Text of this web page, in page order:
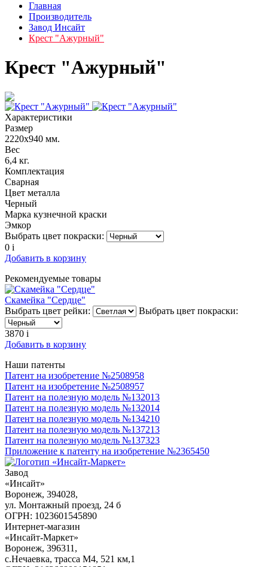
Главная
Производитель
Завод Инсайт
Крест "Ажурный"
Крест "Ажурный"
Характеристики
Размер
2220х940 мм.
Вес
6,4 кг.
Комплектация
Сварная
Цвет металла
Черный
Марка кузнечной краски
Эмкор
Выбрать цвет покраски:
0 i
Добавить в корзину
Рекомендуемые товары
Скамейка "Сердце"
Выбрать цвет рейки:
Выбрать цвет покраски:
3870 i
Добавить в корзину
Наши патенты
Патент на изобретение №2508958
Патент на изобретение №2508957
Патент на полезную модель №132013
Патент на полезную модель №132014
Патент на полезную модель №134210
Патент на полезную модель №137213
Патент на полезную модель №137323
Приложение к патенту на изобретение №2365450
Завод
«Инсайт»
Воронеж, 394028,
ул. Монтажный проезд, 24 б
ОГРН: 1023601545890
Интернет-магазин
«Инсайт-Маркет»
Воронеж, 396311 ,
с.Нечаевка, трасса М4, 521 км,1